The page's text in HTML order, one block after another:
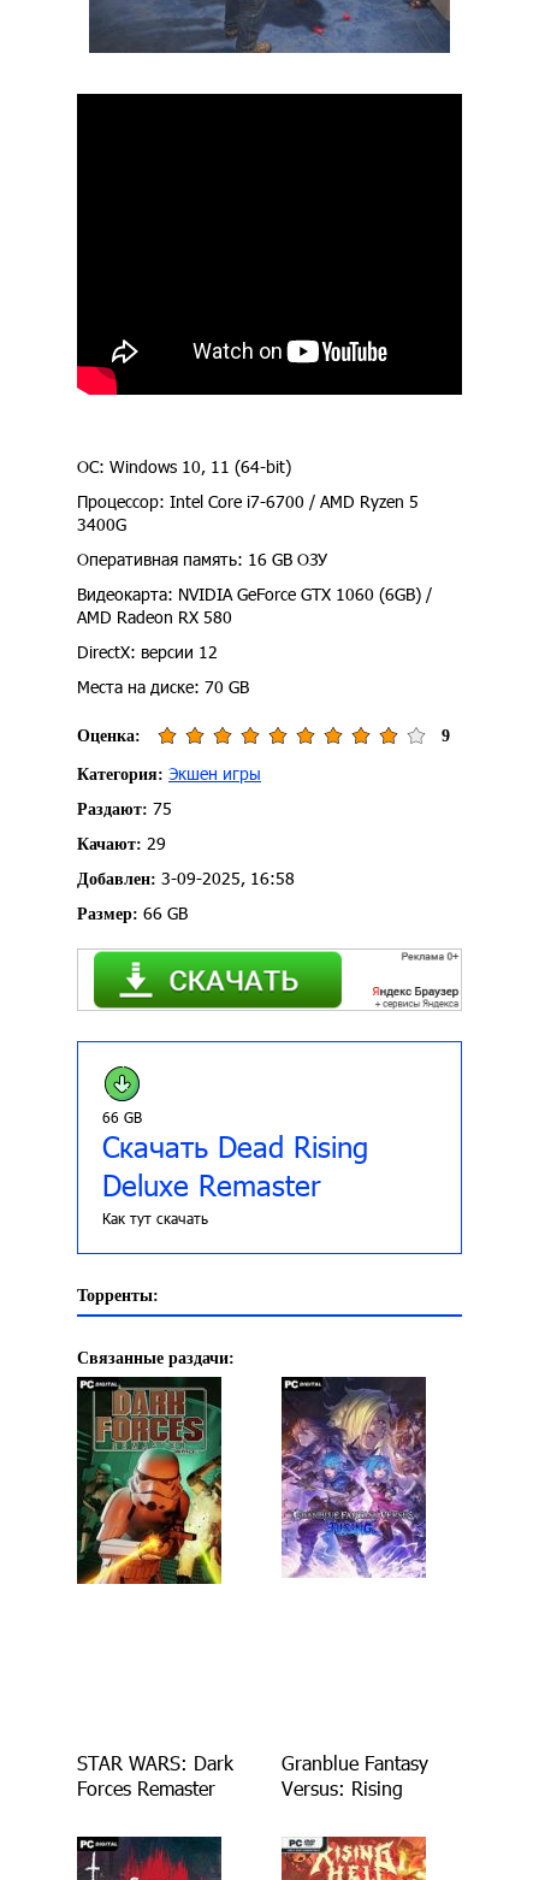
ОС: Windows 10, 11 (64-bit)
Процессор: Intel Core i7-6700 / AMD Ryzen 5
3400G
Оперативная память: 16 GB ОЗУ
Видеокарта: NVIDIA GeForce GTX 1060 (6GB) /
AMD Radeon RX 580
DirectX: версии 12
Места на диске: 70 GB
Оценка: 9
Категория: Экшен игры
Раздают: 75
Качают: 29
Добавлен: 3-09-2025, 16:58
Размер: 66 GB
66 GB
Скачать Dead Rising
Deluxe Remaster
Как тут скачать
Торренты:
Связанные раздачи:
STAR WARS: Dark
Forces Remaster
Granblue Fantasy
Versus: Rising